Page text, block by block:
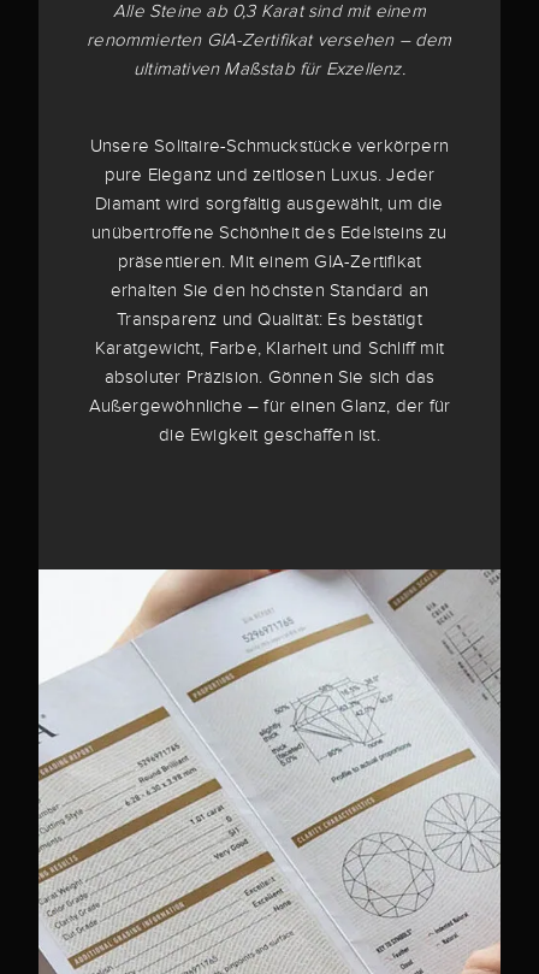
Alle Steine ab 0,3 Karat sind mit einem
renommierten GIA-Zertifikat versehen – dem
ultimativen Maßstab für Exzellenz.
Unsere Solitaire-Schmuckstücke verkörpern
pure Eleganz und zeitlosen Luxus. Jeder
Diamant wird sorgfältig ausgewählt, um die
unübertroffene Schönheit des Edelsteins zu
präsentieren. Mit einem GIA-Zertifikat
erhalten Sie den höchsten Standard an
Transparenz und Qualität: Es bestätigt
Karatgewicht, Farbe, Klarheit und Schliff mit
absoluter Präzision. Gönnen Sie sich das
Außergewöhnliche – für einen Glanz, der für
die Ewigkeit geschaffen ist.